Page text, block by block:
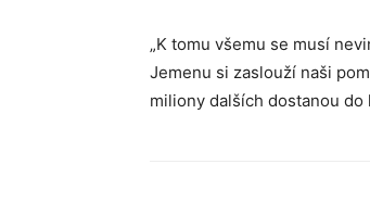
„K tomu všemu se musí
Jemenu si zaslouží naši
miliony dalších dostanou do